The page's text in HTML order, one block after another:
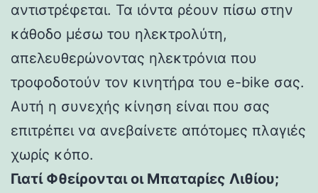
αντιστρέφεται. Τα ιόντα ρέουν πίσω στην
κάθοδο μέσω του ηλεκτρολύτη,
απελευθερώνοντας ηλεκτρόνια που
τροφοδοτούν τον κινητήρα του e-bike σας.
Αυτή η συνεχής κίνηση είναι που σας
επιτρέπει να ανεβαίνετε απότομες πλαγιές
χωρίς κόπο.
Γιατί Φθείρονται οι Μπαταρίες Λιθίου;